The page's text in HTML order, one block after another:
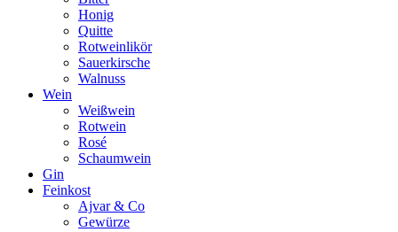
Honig
Quitte
Rotweinlikör
Sauerkirsche
Walnuss
Wein
Weißwein
Rotwein
Rosé
Schaumwein
Gin
Feinkost
Ajvar & Co
Gewürze